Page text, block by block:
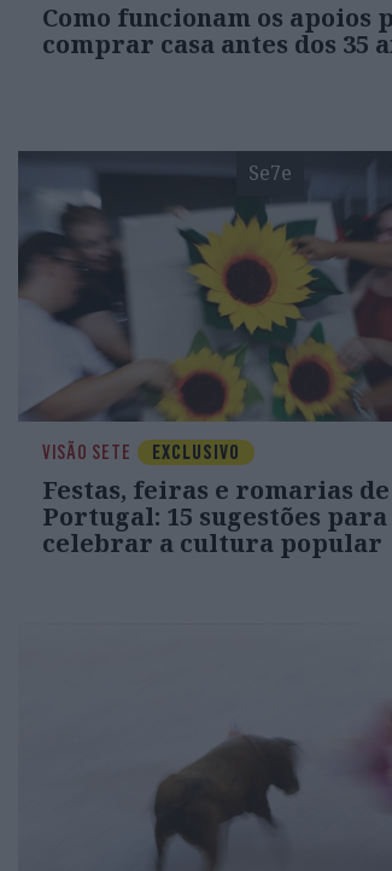
Como funcionam os apoios
comprar casa antes dos 35
Se7e
VISÃO SETE EXCLUSIVO
Festas, feiras e romarias de
Portugal: 15 sugestões para
celebrar a cultura popular